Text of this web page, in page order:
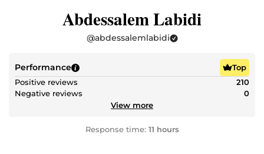
Abdessalem Labidi
@abdessalemlabidi
Performance
Top
Positive reviews
210
Negative reviews
0
View more
Response time: 11 hours